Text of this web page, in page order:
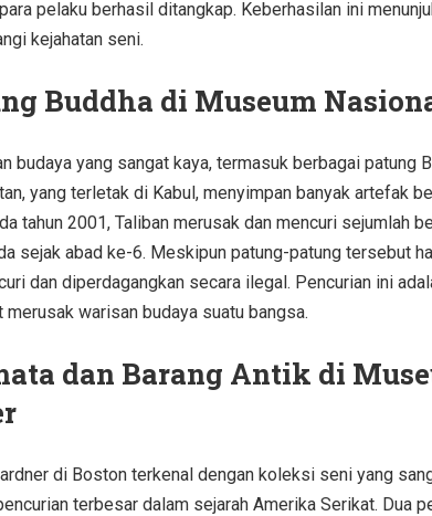
pelaku berhasil ditangkap. Keberhasilan ini
kejahatan seni.
Buddha di Museum
budaya yang sangat kaya, termasuk berbagai patung
yang terletak di Kabul, menyimpan banyak artefak
tahun 2001, Taliban merusak dan mencuri sejumlah
sejak abad ke-6. Meskipun patung-patung tersebut
dan diperdagangkan secara ilegal. Pencurian ini
warisan budaya suatu bangsa.
dan Barang Antik di
di Boston terkenal dengan koleksi seni yang
terbesar dalam sejarah Amerika Serikat. Dua